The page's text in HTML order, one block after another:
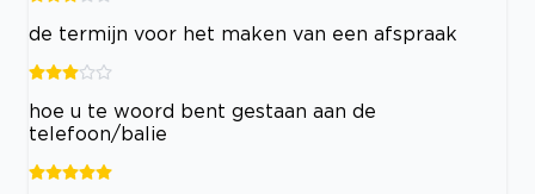
de termijn voor het maken van een afspraak
hoe u te woord bent gestaan aan de
telefoon/balie